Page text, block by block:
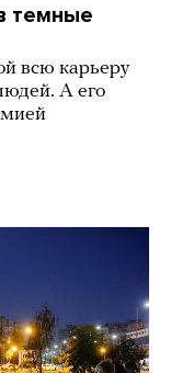
темные
всю карьеру
А его